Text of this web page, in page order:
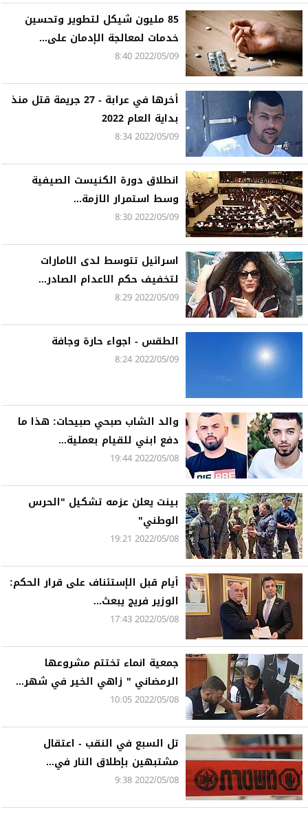
85 مليون شيكل لتطوير وتحسين
خدمات لمعالجة الإدمان على...
2022/05/09 8:40
أخرها في عرابة - 27 جريمة قتل منذ
بداية العام 2022
2022/05/09 8:34
انطلاق دورة الكنيست الصيفية
وسط استمرار الازمة...
2022/05/09 8:30
اسرائيل تتوسط لدى الامارات
لتخفيف حكم الاعدام الصادر...
2022/05/09 8:29
الطقس - اجواء حارة وجافة
2022/05/09 8:24
والد الشاب صبحي صبيحات: هذا ما
دفع ابني للقيام بعملية...
2022/05/08 19:44
بينت يعلن عزمه تشكيل "الحرس
الوطني"
2022/05/08 19:21
أيام قبل الإستئناف على قرار الحكم:
الوزير فريج يبعث...
2022/05/08 17:43
جمعية انماء تختتم مشروعها
الرمضاني " زاهي الخير في شهر...
2022/05/08 10:05
تل السبع في النقب - اعتقال
مشتبهين بإطلاق النار في...
2022/05/08 9:38